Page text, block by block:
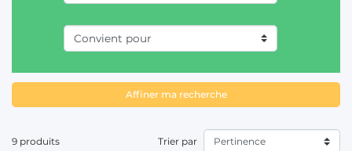
Affiner ma recherche
9 produits Trier par